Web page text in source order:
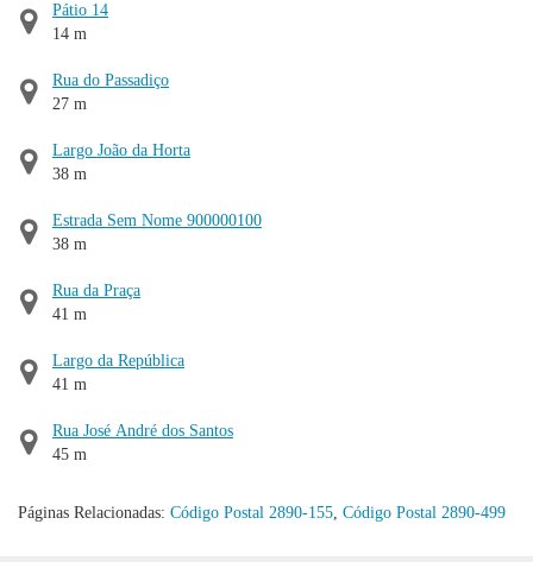
Pátio 14
14 m
Rua do Passadiço
27 m
Largo João da Horta
38 m
Estrada Sem Nome 900000100
38 m
Rua da Praça
41 m
Largo da República
41 m
Rua José André dos Santos
45 m
Páginas Relacionadas: Código Postal 2890-155, Código Postal 2890-499